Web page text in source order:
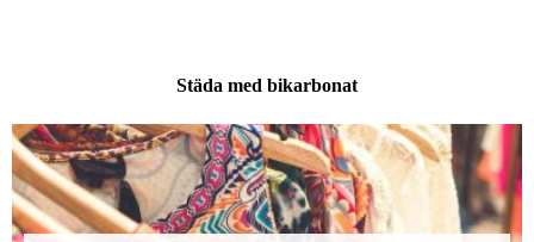
Städa med bikarbonat